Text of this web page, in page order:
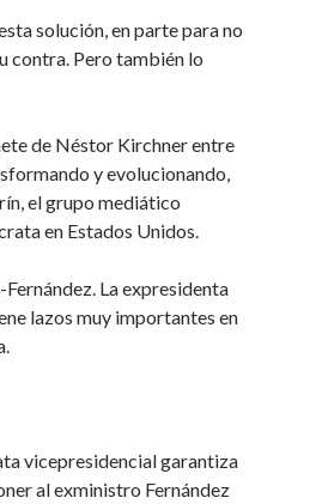
solución, en parte para no
contra. Pero también lo
de Néstor Kirchner entre
y evolucionando,
el grupo mediático
en Estados Unidos.
La expresidenta
lazos muy importantes en
vicepresidencial garantiza
al exministro Fernández